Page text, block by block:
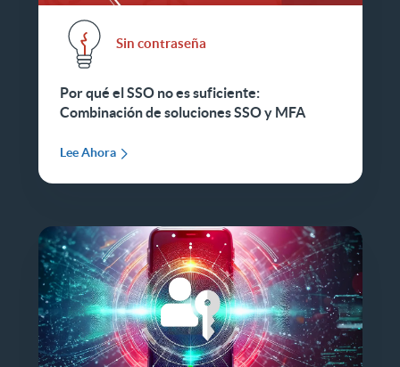
Sin contraseña
Por qué el SSO no es suficiente:
Combinación de soluciones SSO y MFA
Lee Ahora